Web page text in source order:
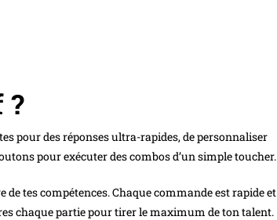
?
pour des réponses ultra-rapides, de personnaliser
pour exécuter des combos d’un simple toucher.
tes compétences. Chaque commande est rapide et
chaque partie pour tirer le maximum de ton talent.